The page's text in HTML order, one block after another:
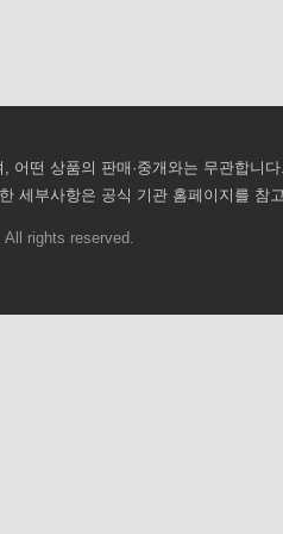
어떤 상품의 판매·중개와는 무관합니다.
세부사항은 공식 기관 홈페이지를 참
rights reserved.